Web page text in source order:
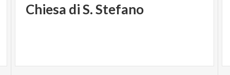
Chiesa diS.Stefano